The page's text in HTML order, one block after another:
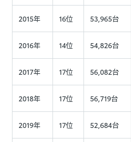
2015年 16位 53,965台
2016年 14位 54,826台
2017年 17位 56,082台
2018年 17位 56,719台
2019年 17位 52,684台